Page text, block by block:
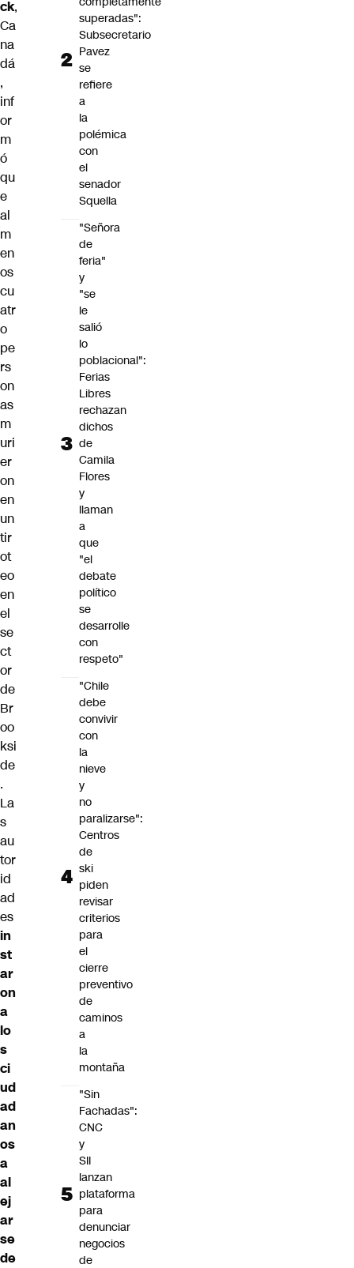
ck,
Ca
na
dá
,
inf
or
m
ó
qu
e
al
m
en
os
cu
atr
o
pe
rs
on
as
m
uri
er
on
en
un
tir
ot
eo
en
el
se
ct
or
de
Br
oo
ksi
de
.
La
s
au
tor
id
ad
es
in
st
ar
on
a
lo
s
ci
ud
ad
an
os
a
al
ej
ar
se
de
superadas":
Subsecretario
Pavez
se
refiere
a
la
polémica
con
el
senador
Squella
"Señora
de
feria"
y
"se
le
salió
lo
poblacional":
Ferias
Libres
rechazan
dichos
de
Camila
Flores
y
llaman
a
que
"el
debate
político
se
desarrolle
con
respeto"
"Chile
debe
convivir
con
la
nieve
y
no
paralizarse":
Centros
de
ski
piden
revisar
criterios
para
el
cierre
preventivo
de
caminos
a
la
montaña
"Sin
Fachadas":
CNC
y
SII
lanzan
plataforma
para
denunciar
negocios
de